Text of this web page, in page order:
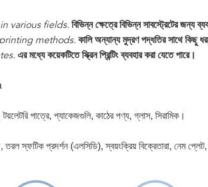
various fields. বিভিন্ন ক্ষেত্রে বিভিন্ন সাবস্ট্রেটের জন্য
methods. কালি অন্যান্য মুদ্রণ পদ্ধতির সাথে কিছু
এর মধ্যে কয়েকটিতে স্ক্রিন প্রিন্টিং ব্যবহার করা যেতে পারে।
টয়লেটরি পাত্রে, প্যাকেজগুলি, কাঠের পণ্য, গ্লাস, সিরামিক।
স্ফটিক প্রদর্শন (এলসিডি), স্বয়ংক্রিয় বিক্রেতারা, নেম প্লেট,